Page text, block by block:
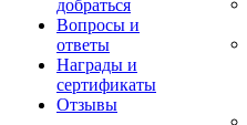
добраться
Вопросы и
ответы
Награды и
сертификаты
Отзывы